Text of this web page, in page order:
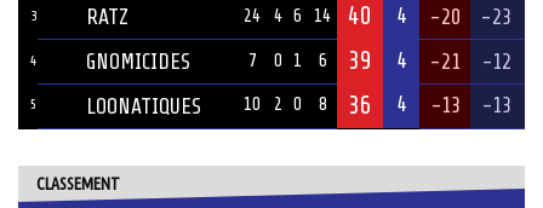
3 RATZ 24 4 6 14 40 4 -20 -23
4 GNOMICIDES 7 0 1 6 39 4 -21 -12
5 LOONATIQUES 10 2 0 8 36 4 -13 -13
CLASSEMENT